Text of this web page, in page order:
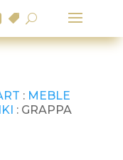
 U
: MEBLE
: GRAPPA